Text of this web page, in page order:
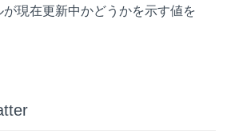
が現在更新中かどうかを示す値を